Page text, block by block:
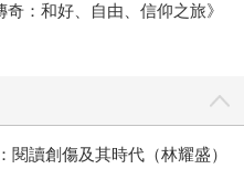
：和好、自由、信仰之旅》
閱讀創傷及其時代（林耀盛）